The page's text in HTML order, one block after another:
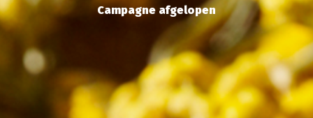
Campagne afgelopen